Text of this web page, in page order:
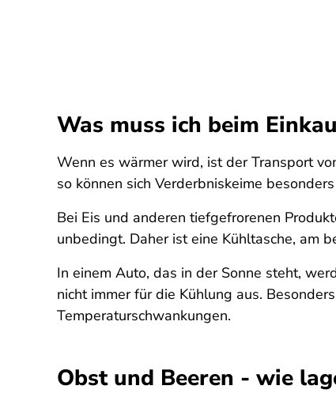
Was muss ich beim
Wenn es wärmer wird, ist der Transport
so können sich Verderbniskeime
Bei Eis und anderen tiefgefrorenen
unbedingt. Daher ist eine Kühltasche, am
In einem Auto, das in der Sonne steht,
nicht immer für die Kühlung aus.
Temperaturschwankungen.
Obst und Beeren - wie